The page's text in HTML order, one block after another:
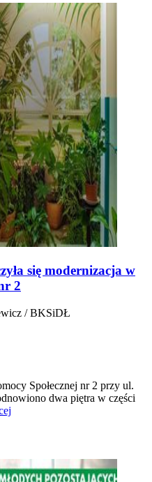
się modernizacja w
2
/ BKSiDŁ
Społecznej nr 2 przy ul.
dwa piętra w części